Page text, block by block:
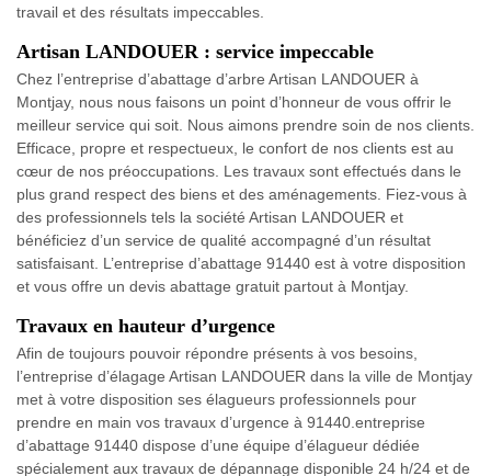
travail et des résultats impeccables.
Artisan LANDOUER : service impeccable
Chez l’entreprise d’abattage d’arbre Artisan LANDOUER à
Montjay, nous nous faisons un point d’honneur de vous offrir le
meilleur service qui soit. Nous aimons prendre soin de nos clients.
Efficace, propre et respectueux, le confort de nos clients est au
cœur de nos préoccupations. Les travaux sont effectués dans le
plus grand respect des biens et des aménagements. Fiez-vous à
des professionnels tels la société Artisan LANDOUER et
bénéficiez d’un service de qualité accompagné d’un résultat
satisfaisant. L’entreprise d’abattage 91440 est à votre disposition
et vous offre un devis abattage gratuit partout à Montjay.
Travaux en hauteur d’urgence
Afin de toujours pouvoir répondre présents à vos besoins,
l’entreprise d’élagage Artisan LANDOUER dans la ville de Montjay
met à votre disposition ses élagueurs professionnels pour
prendre en main vos travaux d’urgence à 91440.entreprise
d’abattage 91440 dispose d’une équipe d’élagueur dédiée
spécialement aux travaux de dépannage disponible 24 h/24 et de